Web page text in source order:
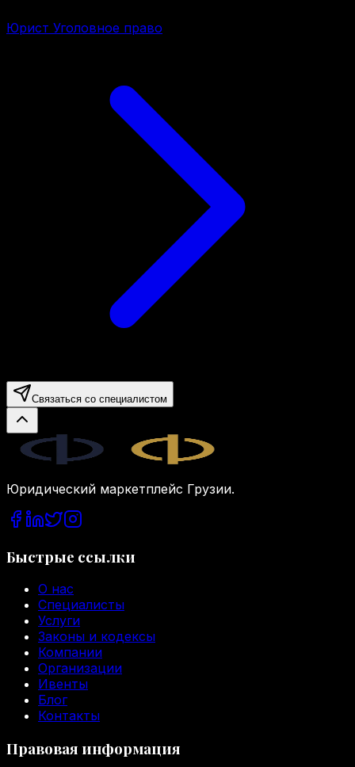
Юрист Уголовное право
Связаться со специалистом
Юридический маркетплейс Грузии.
Быстрые ссылки
О нас
Специалисты
Услуги
Законы и кодексы
Компании
Организации
Ивенты
Блог
Контакты
Правовая информация